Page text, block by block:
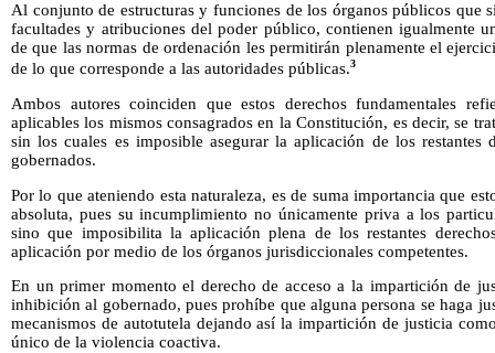
Al conjunto de estructuras y funciones de los órganos públicos que
facultades y atribuciones del poder público, contienen igualmente
de que las normas de ordenación les permitirán plenamente el
de lo que corresponde a las autoridades públicas.3
Ambos autores coinciden que estos derechos fundamentales
aplicables los mismos consagrados en la Constitución, es decir, se
sin los cuales es imposible asegurar la aplicación de los restantes
gobernados.
Por lo que ateniendo esta naturaleza, es de suma importancia que
absoluta, pues su incumplimiento no únicamente priva a los
sino que imposibilita la aplicación plena de los restantes
aplicación por medio de los órganos jurisdiccionales competentes.
En un primer momento el derecho de acceso a la impartición de
inhibición al gobernado, pues prohíbe que alguna persona se haga
mecanismos de autotutela dejando así la impartición de justicia
único de la violencia coactiva.